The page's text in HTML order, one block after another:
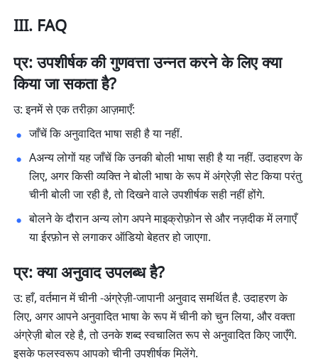
III. FAQ
प्र: उपशीर्षक की गुणवत्ता उन्नत करने के लिए क्या
किया जा सकता है?
उ: इनमें से एक तरीक़ा आज़माएँ:
जाँचें कि अनुवादित भाषा सही है या नहीं.
Aअन्य लोगों यह जाँचें कि उनकी बोली भाषा सही है या नहीं. उदाहरण के
लिए, अगर किसी व्यक्ति ने बोली भाषा के रूप में अंग्रेज़ी सेट किया परंतु
चीनी बोली जा रही है, तो दिखने वाले उपशीर्षक सही नहीं होंगे.
बोलने के दौरान अन्य लोग अपने माइक्रोफ़ोन से और नज़दीक में लगाएँ
या ईरफ़ोन से लगाकर ऑडियो बेहतर हो जाएगा.
प्र: क्या अनुवाद उपलब्ध है?
उ: हाँ, वर्तमान में चीनी -अंग्रेज़ी-जापानी अनुवाद समर्थित है. उदाहरण के
लिए, अगर आपने अनुवादित भाषा के रूप में चीनी को चुन लिया, और वक्ता
अंग्रेज़ी बोल रहे है, तो उनके शब्द स्वचालित रूप से अनुवादित किए जाएँगे.
इसके फलस्वरूप आपको चीनी उपशीर्षक मिलेंगे.